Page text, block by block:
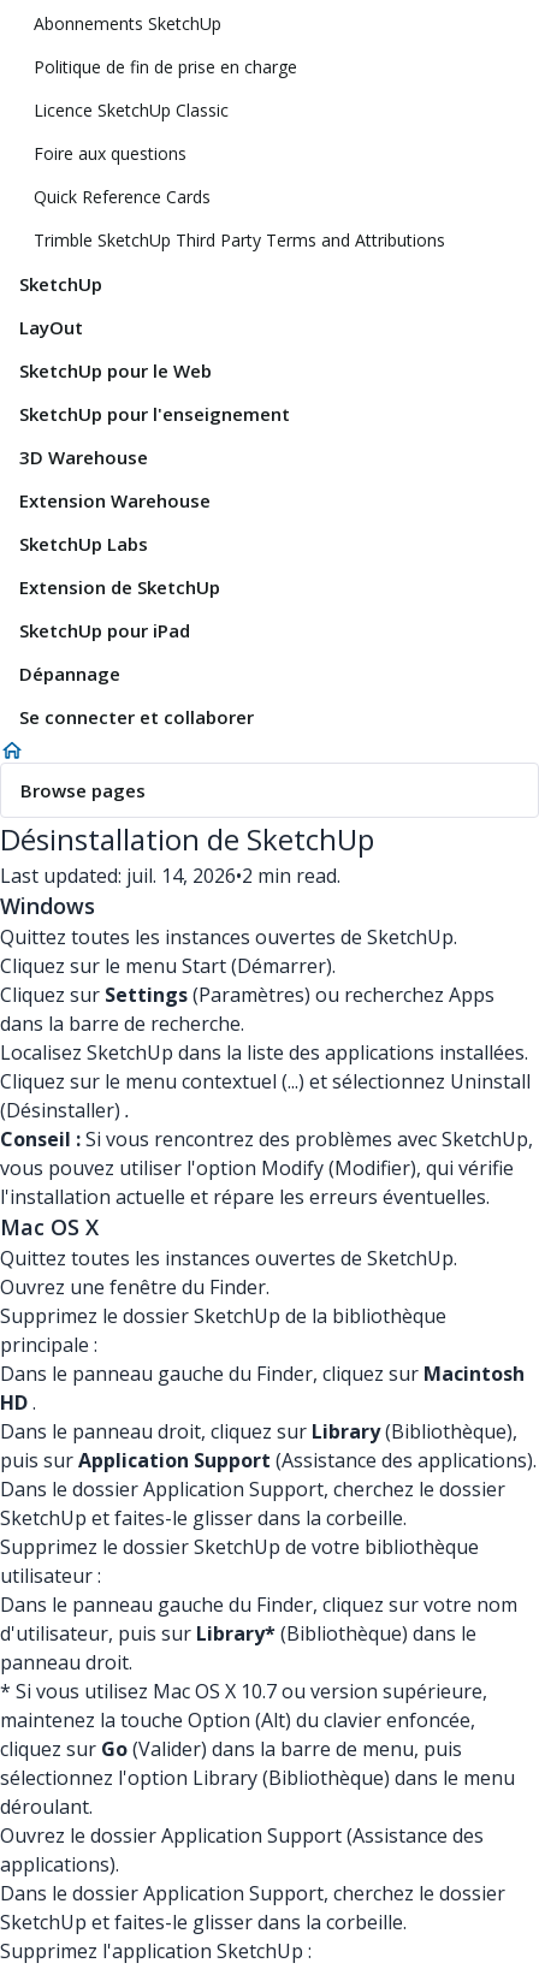
Abonnements SketchUp
Politique de fin de prise en charge
Licence SketchUp Classic
Foire aux questions
Quick Reference Cards
Trimble SketchUp Third Party Terms and Attributions
SketchUp
LayOut
SketchUp pour le Web
SketchUp pour l'enseignement
3D Warehouse
Extension Warehouse
SketchUp Labs
Extension de SketchUp
SketchUp pour iPad
Dépannage
Se connecter et collaborer
Browse pages
Désinstallation de SketchUp
Last updated: juil. 14, 2026•2 min read.
Windows
Quittez toutes les instances ouvertes de SketchUp.
Cliquez sur le menu Start (Démarrer).
Cliquez sur Settings(Paramètres) ou recherchez Apps
dans la barre de recherche.
Localisez SketchUp dans la liste des applications installées.
Cliquez sur le menu contextuel (...) et sélectionnez Uninstall
(Désinstaller) .
Conseil :Si vous rencontrez des problèmes avec SketchUp,
vous pouvez utiliser l'option Modify (Modifier), qui vérifie
l'installation actuelle et répare les erreurs éventuelles.
Mac OS X
Quittez toutes les instances ouvertes de SketchUp.
Ouvrez une fenêtre du Finder.
Supprimez le dossier SketchUp de la bibliothèque
principale :
Dans le panneau gauche du Finder, cliquez sur Macintosh
HD.
Dans le panneau droit, cliquez sur Library(Bibliothèque),
puis surApplication Support (Assistance des applications).
Dans le dossier Application Support, cherchez le dossier
SketchUp et faites-le glisser dans la corbeille.
Supprimez le dossier SketchUp de votre bibliothèque
utilisateur :
Dans le panneau gauche du Finder, cliquez sur votre nom
d'utilisateur, puis sur Library*(Bibliothèque) dans le
panneau droit.
* Si vous utilisez Mac OS X 10.7 ou version supérieure,
maintenez la touche Option (Alt) du clavier enfoncée,
cliquez sur Go(Valider) dans la barre de menu, puis
sélectionnez l'option Library (Bibliothèque) dans le menu
déroulant.
Ouvrez le dossier Application Support (Assistance des
applications).
Dans le dossier Application Support, cherchez le dossier
SketchUp et faites-le glisser dans la corbeille.
Supprimez l'application SketchUp :